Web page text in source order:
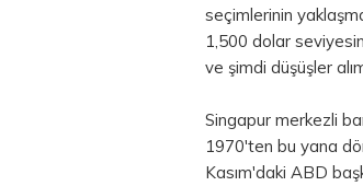
seçimlerinin
1,500 dolar
ve şimdi düşüşler
Singapur merkezli
1970'ten bu yana
Kasım'daki ABD